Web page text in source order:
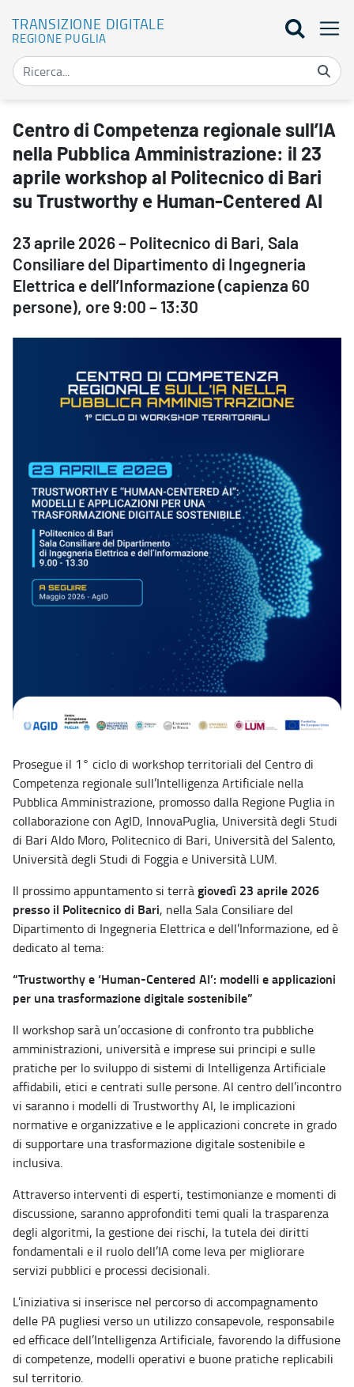
TRANSIZIONE DIGITALE
REGIONE PUGLIA
Centro di Competenza regionale sull’IA nella Pubblica
Centro di Competenza regionale sull’IA
nella Pubblica Amministrazione: il 23
aprile workshop al Politecnico di Bari
su Trustworthy e Human-Centered AI
23 aprile 2026 – Politecnico di Bari, Sala
Consiliare del Dipartimento di Ingegneria
Elettrica e dell’Informazione (capienza 60
persone), ore 9:00 – 13:30
Prosegue il 1° ciclo di workshop territoriali del Centro di
Competenza regionale sull’Intelligenza Artificiale nella
Pubblica Amministrazione, promosso dalla Regione Puglia in
collaborazione con AgID, InnovaPuglia, Università degli Studi
di Bari Aldo Moro, Politecnico di Bari, Università del Salento,
Università degli Studi di Foggia e Università LUM.
Il prossimo appuntamento si terràgiovedì 23 aprile 2026
presso il Politecnico di Bari, nella Sala Consiliare del
Dipartimento di Ingegneria Elettrica e dell’Informazione, ed è
dedicato al tema:
“Trustworthy e ‘Human-Centered AI’: modelli e applicazioni
per una trasformazione digitale sostenibile”
Il workshop sarà un’occasione di confronto tra pubbliche
amministrazioni, università e imprese sui principi e sulle
pratiche per lo sviluppo di sistemi di Intelligenza Artificiale
affidabili, etici e centrati sulle persone. Al centro dell’incontro
vi saranno i modelli di Trustworthy AI, le implicazioni
normative e organizzative e le applicazioni concrete in grado
di supportare una trasformazione digitale sostenibile e
inclusiva.
Attraverso interventi di esperti, testimonianze e momenti di
discussione, saranno approfonditi temi quali la trasparenza
degli algoritmi, la gestione dei rischi, la tutela dei diritti
fondamentali e il ruolo dell’IA come leva per migliorare
servizi pubblici e processi decisionali.
L’iniziativa si inserisce nel percorso di accompagnamento
delle PA pugliesi verso un utilizzo consapevole, responsabile
ed efficace dell’Intelligenza Artificiale, favorendo la diffusione
di competenze, modelli operativi e buone pratiche replicabili
sul territorio.